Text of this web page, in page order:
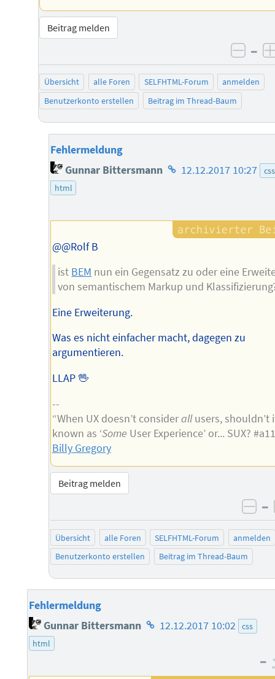
Beitrag melden
–
Übersicht alle Foren SELFHTML-Forum
anmelden
Benutzerkonto erstellen
Beitrag im Thread-Baum
Fehlermeldung
Gunnar Bittersmann Homepage
12.12.2017 10:27
css
html
@@Rolf B
ist BEM nun ein Gegensatz zu oder eine
von semantischem Markup und
Eine Erweiterung.
Was es nicht einfacher macht, dagegen zu
argumentieren.
LLAP 🖖
--
“When UX doesn’t considerallusers, shouldn’t
known as ‘Some User Experience’ or... SUX?
Billy Gregory
Beitrag melden
–
Übersicht alle Foren SELFHTML-Forum
anmelden
Benutzerkonto erstellen
Beitrag im Thread-Baum
Fehlermeldung
Gunnar Bittersmann Homepage
12.12.2017 10:02 css
html
–